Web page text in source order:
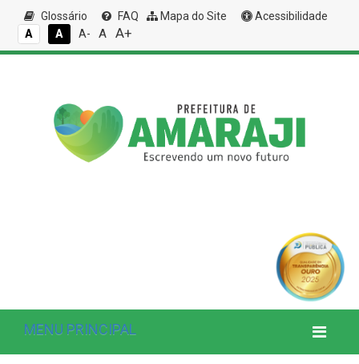
Glossário FAQ Mapa do Site
Acessibilidade
A
A A- A A+
MENU PRINCIPAL